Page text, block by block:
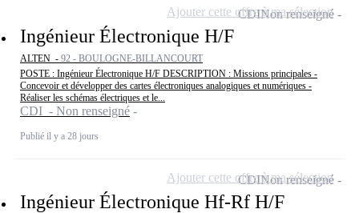
Ingénieur Électronique H/F
ALTEN - 92 - BOULOGNE-BILLANCOURT
POSTE : Ingénieur Électronique H/F DESCRIPTION : Missions principales -
Concevoir et développer des cartes électroniques analogiques et numériques -
Réaliser les schémas électriques et le...
CDI - Non renseigné
Publié il y a 28 jours
CDINon renseigné
Ajouter cette offre à ma sélection
Ingénieur Électronique Hf-Rf H/F
CDINon renseigné
Ajouter cette offre à ma sélection